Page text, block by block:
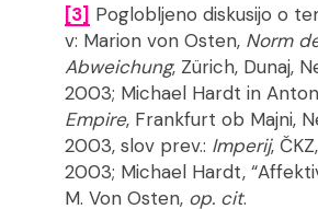
[3] Poglobljeno diskusijo o
v: Marion von Osten, Norm
Abweichung, Zürich, Dunaj,
2003; Michael Hardt in
Empire, Frankfurt ob Majni,
2003, slov prev.: Imperij,
2003; Michael Hardt,
M. Von Osten, op. cit.